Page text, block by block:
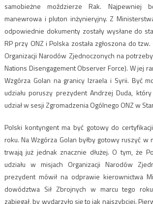
samobieżne moździerze Rak. Najpewniej
manewrowa i pluton inżynieryjny. Z
odpowiednie dokumenty zostały wysłane do
RP przy ONZ i Polska została zgłoszona do
Organizacji Narodów Zjednoczonych na
Nations Disengagement Observer Force). W jej
Wzgórza Golan na granicy Izraela i Syrii. Być
udziału poruszy prezydent Andrzej Duda,
udział w sesji Zgromadzenia Ogólnego ONZ w
Polski kontyngent ma być gotowy do
roku. Na Wzgórza Golan byłby gotowy ruszyć w
trwają już jednak znacznie dłużej. O tym, że
udziału w misjach Organizacji Narodów
prezydent mówił na odprawie kierownictwa
dowództwa Sił Zbrojnych w marcu tego
zabiegał, by wydarzyło się to jak najszybciej.